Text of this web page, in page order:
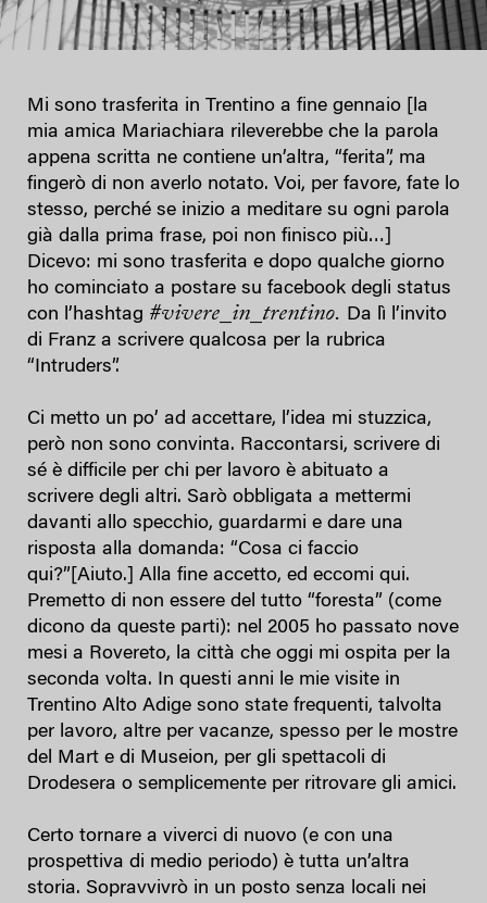
Mi sono trasferita in Trentino a fine gennaio [la
mia amica Mariachiara rileverebbe che la parola
appena scritta ne contiene un’altra, “ferita”, ma
fingerò di non averlo notato. Voi, per favore, fate lo
stesso, perché se inizio a meditare su ogni parola
già dalla prima frase, poi non finisco più…]
Dicevo: mi sono trasferita e dopo qualche giorno
ho cominciato a postare su facebook degli status
con l’hashtag #vivere_in_trentino. Da lì l’invito
di Franz a scrivere qualcosa per la rubrica
“Intruders”.
Ci metto un po’ ad accettare, l’idea mi stuzzica,
però non sono convinta. Raccontarsi, scrivere di
sé è difficile per chi per lavoro è abituato a
scrivere degli altri. Sarò obbligata a mettermi
davanti allo specchio, guardarmi e dare una
risposta alla domanda: “Cosa ci faccio
qui?”[Aiuto.] Alla fine accetto, ed eccomi qui.
Premetto di non essere del tutto “foresta” (come
dicono da queste parti): nel 2005 ho passato nove
mesi a Rovereto, la città che oggi mi ospita per la
seconda volta. In questi anni le mie visite in
Trentino Alto Adige sono state frequenti, talvolta
per lavoro, altre per vacanze, spesso per le mostre
del Mart e di Museion, per gli spettacoli di
Drodesera o semplicemente per ritrovare gli amici.
Certo tornare a viverci di nuovo (e con una
prospettiva di medio periodo) è tutta un’altra
storia. Sopravvivrò in un posto senza locali nei